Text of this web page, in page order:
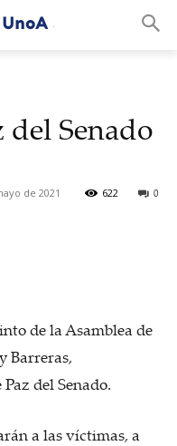
del Senado
de 2021 0
622
de la Asamblea de
Barreras,
del Senado.
a las víctimas, a